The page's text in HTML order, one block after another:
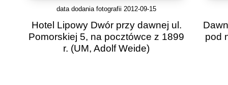
data dodania fotografii 2012-09-15
Hotel Lipowy Dwór przy dawnej ul.
Pomorskiej 5, na pocztówce z 1899
r. (UM, Adolf Weide)
pod